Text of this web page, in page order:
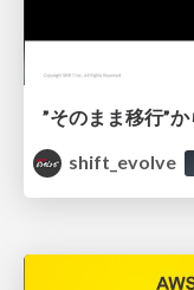
shift_evolve